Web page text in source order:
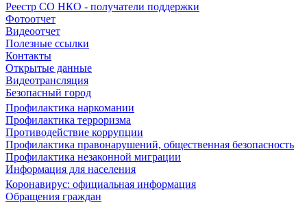
Реестр СО НКО - получатели поддержки
Фотоотчет
Видеоотчет
Полезные ссылки
Контакты
Открытые данные
Видеотрансляция
Безопасный город
Профилактика наркомании
Профилактика терроризма
Противодействие коррупции
Профилактика правонарушений, общественная безопасность
Профилактика незаконной миграции
Информация для населения
Коронавирус: официальная информация
Обращения граждан